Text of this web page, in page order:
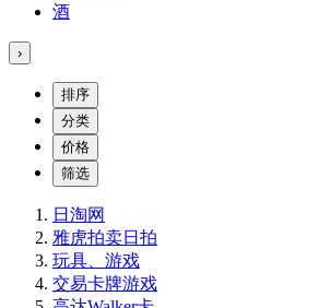
酒
›
排序
分类
价格
筛选
日淘网
雅虎拍卖日拍
玩具、游戏
交易卡牌游戏